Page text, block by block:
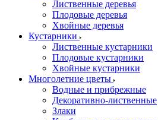
Лиственные деревья
Плодовые деревья
Хвойные деревья
Кустарники
Лиственные кустарники
Плодовые кустарники
Хвойные кустарники
Многолетние цветы
Водные и прибрежные
Декоративно-лиственные
Злаки